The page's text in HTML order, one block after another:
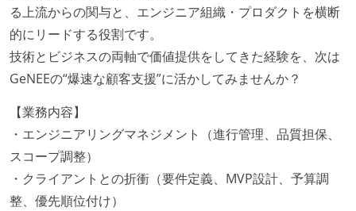
る上流からの関与と、エンジニア組織・プロダクトを横断
的にリードする役割です。
技術とビジネスの両軸で価値提供をしてきた経験を、次は
GeNEEの“爆速な顧客支援”に活かしてみませんか？
【業務内容】
・エンジニアリングマネジメント（進行管理、品質担保、
スコープ調整）
・クライアントとの折衝（要件定義、MVP設計、予算調
整、優先順位付け）